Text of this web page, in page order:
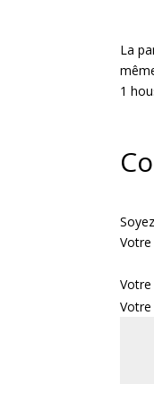
La
1